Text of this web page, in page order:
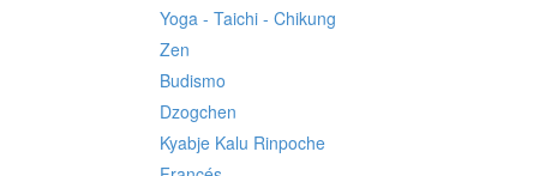
Yoga - Taichi - Chikung
Zen
Budismo
Dzogchen
Kyabje Kalu Rinpoche